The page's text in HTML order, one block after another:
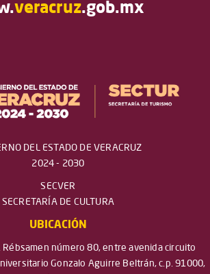
veracruz.gob.mx
DEL ESTADO DE VERACRUZ
2024 - 2030
SECVER
SECRETARÍA DE CULTURA
UBICACIÓN
Rébsamen número 80, entre avenida circuito
Gonzalo Aguirre Beltrán, c.p. 91000,